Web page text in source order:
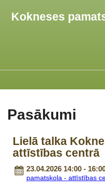
Kokneses
Pasākumi
Lielā talka
attīstības centrā
23.04.2026 14:00 -
pamatskola - attīstības